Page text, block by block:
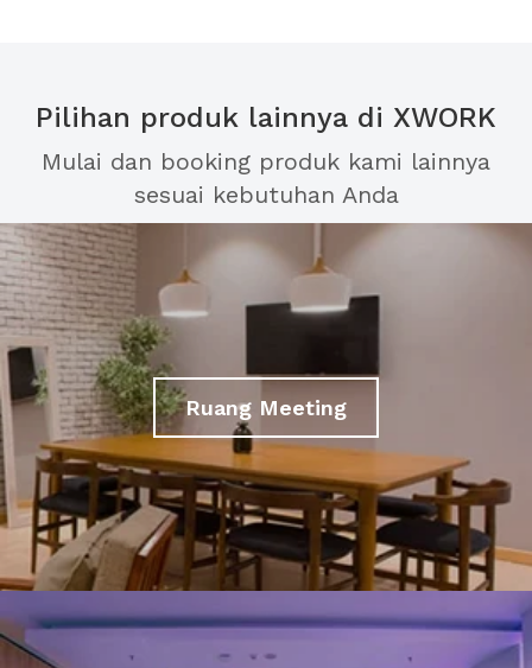
Pilihan produk lainnya di XWORK
Mulai dan booking produk kami lainnya
sesuai kebutuhan Anda
Ruang Meeting